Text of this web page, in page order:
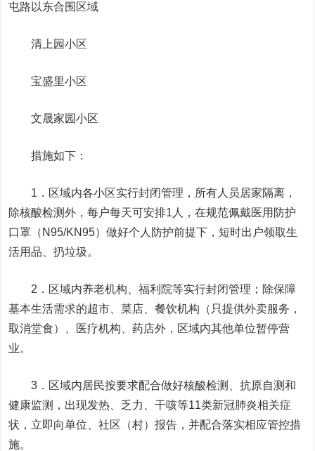
屯路以东合围区域
清上园小区
宝盛里小区
文晟家园小区
措施如下：
1．区域内各小区实行封闭管理，所有人员居家隔离，
除核酸检测外，每户每天可安排1人，在规范佩戴医用防护
口罩（N95/KN95）做好个人防护前提下，短时出户领取生
活用品、扔垃圾。
2．区域内养老机构、福利院等实行封闭管理；除保障
基本生活需求的超市、菜店、餐饮机构（只提供外卖服务，
取消堂食）、医疗机构、药店外，区域内其他单位暂停营
业。
3．区域内居民按要求配合做好核酸检测、抗原自测和
健康监测，出现发热、乏力、干咳等11类新冠肺炎相关症
状，立即向单位、社区（村）报告，并配合落实相应管控措
施。